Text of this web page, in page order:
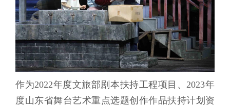
作为2022年度文旅部剧本扶持工程项目、2023年
度山东省舞台艺术重点选题创作作品扶持计划资